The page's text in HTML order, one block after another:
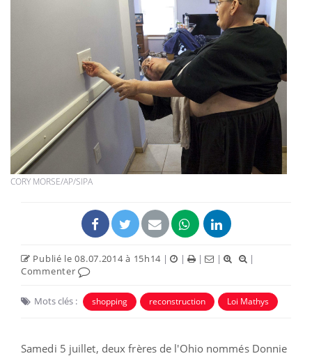
CORY MORSE/AP/SIPA
Publié le 08.07.2014 à 15h14 | | | |
|
Commenter
Mots clés : shopping reconstruction Loi Mathys
Samedi 5 juillet, deux frères de l'Ohio nommés Donnie